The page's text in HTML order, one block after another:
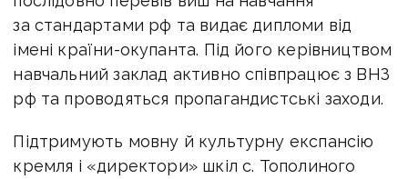
за стандартами рф та видає дипломи від
імені країни-окупанта. Під його керівництвом
навчальний заклад активно співпрацює з ВНЗ
рф та проводяться пропагандистські заходи.
Підтримують мовну й культурну експансію
кремля і «директори» шкіл с. Тополиного